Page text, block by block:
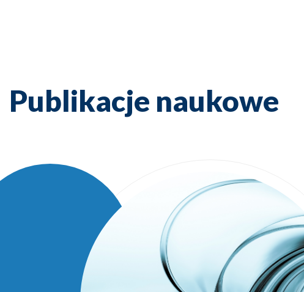
Publikacje naukowe